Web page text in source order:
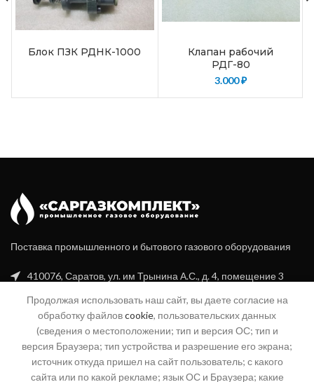
Блок ПЗК РДНК-1000
Клапан рабочий
РДГ-80
3.000₽
Поставка промышленного и бытового газового оборудования
410076, Саратов, ул. им Трынина А.С., д. 4, помещение 3
+7 (8452) 20-99-16
+7 (960) 356-94-70
info@sgk-gaz.ru
Продолжая использовать наш сайт, вы даете согласие на
обработку файловcookie, пользовательских данных
(сведения о местоположении; тип и версия ОС; тип и
версия Браузера; тип устройства и разрешение его экрана;
источник откуда пришел на сайт пользователь; с какого
сайта или по какой рекламе; язык ОС и Браузера; какие